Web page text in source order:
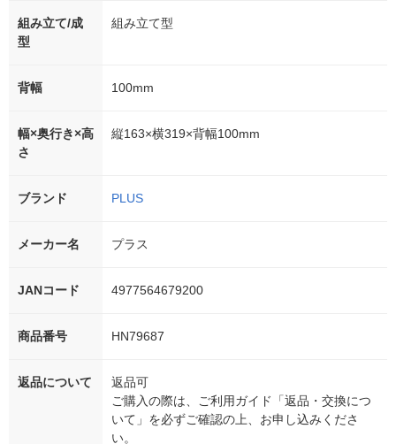
組み立て/成
型
組み立て型
背幅 100mm
幅×奥行き×高
さ
縦163×横319×背幅100mm
ブランド PLUS
メーカー名 プラス
JANコード 4977564679200
商品番号 HN79687
返品について
返品可
ご購入の際は、ご利用ガイド「返品・交換につ
いて」を必ずご確認の上、お申し込みくださ
い。